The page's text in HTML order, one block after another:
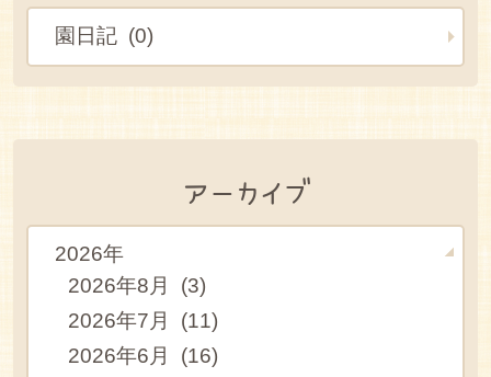
園日記 (0)
アーカイブ
2026年
2026年8月 (3)
2026年7月 (11)
2026年6月 (16)